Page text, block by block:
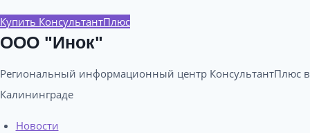
Купить КонсультантПлюс
ООО "Инок"
Региональный информационный центр КонсультантПлюс в
Калининграде​
Новости